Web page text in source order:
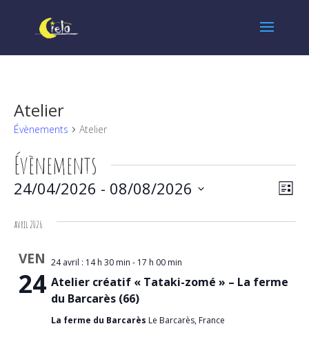
Atelier
Évènements Atelier
Évènements
par
vues
Liste
24/04/2026 - 08/08/2026
une
avril 2026
VEN
24 Atelier créatif « Tataki-zomé » – La ferme
du Barcarès (66)
24 avril : 14 h 30 min - 17 h 00 min
La ferme du Barcarès Le Barcarès, France